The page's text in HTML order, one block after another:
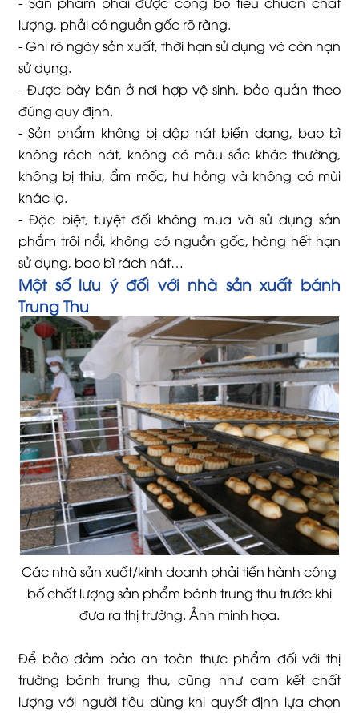
lượng, phải có nguồn gốc rõ ràng.
- Ghi rõ ngày sản xuất, thời hạn sử dụng và còn hạn
sử dụng.
- Được bày bán ở nơi hợp vệ sinh, bảo quản theo
đúng quy định.
- Sản phẩm không bị dập nát biến dạng, bao bì
không rách nát, không có màu sắc khác thường,
không bị thiu, ẩm mốc, hư hỏng và không có mùi
khác lạ.
- Đặc biệt, tuyệt đối không mua và sử dụng sản
phẩm trôi nổi, không có nguồn gốc, hàng hết hạn
sử dụng, bao bì rách nát…
Một số lưu ý đối với nhà sản xuất bánh
Trung Thu
Các nhà sản xuất/kinh doanh phải tiến hành công
bố chất lượng sản phẩm bánh trung thu trước khi
đưa ra thị trường. Ảnh minh họa.
Để bảo đảm bảo an toàn thực phẩm đối với thị
trường bánh trung thu, cũng như cam kết chất
lượng với người tiêu dùng khi quyết định lựa chọn